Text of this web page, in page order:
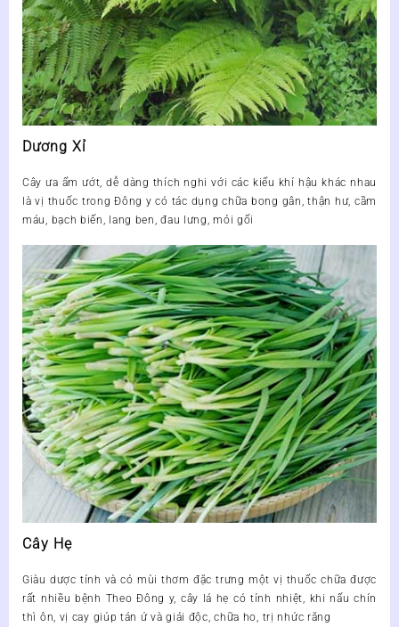
Dương Xỉ
Cây ưa ẩm ướt, dễ dàng thích nghi với các kiểu khí hậu khác nhau
là vị thuốc trong Đông y có tác dụng chữa bong gân, thận hư, cầm
máu, bạch biến, lang ben, đau lưng, mỏi gối
Cây Hẹ
Giàu dược tính và có mùi thơm đặc trưng một vị thuốc chữa được
rất nhiều bệnh Theo Đông y, cây lá hẹ có tính nhiệt, khi nấu chín
thì ôn, vị cay giúp tán ứ và giải độc, chữa ho, trị nhức răng